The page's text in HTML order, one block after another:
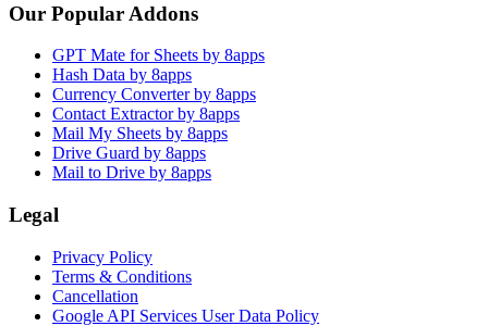
Our Popular Addons
GPT Mate for Sheets by 8apps
Hash Data by 8apps
Currency Converter by 8apps
Contact Extractor by 8apps
Mail My Sheets by 8apps
Drive Guard by 8apps
Mail to Drive by 8apps
Legal
Privacy Policy
Terms & Conditions
Cancellation
Google API Services User Data Policy